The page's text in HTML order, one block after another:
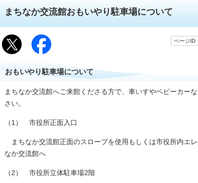
まちなか交流館おもいやり駐車場について
ページ
おもいやり駐車場について
まちなか交流館へご来館くださる方で、車いすやベビーカー
さい。
（1） 市役所正面入口
まちなか交流館正面のスロープを使用もしくは市役所内エ
なか交流館へ
（2） 市役所立体駐車場2階